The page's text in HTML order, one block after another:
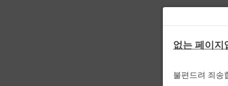
없는 페이지
불편드려 죄송